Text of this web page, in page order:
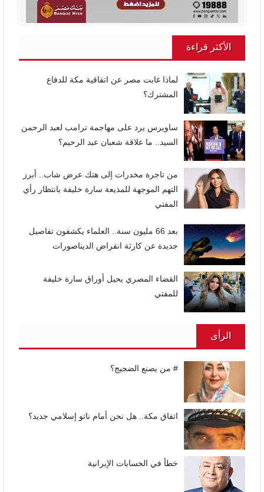
الأكثر قراءة
لماذا غابت مصر عن اتفاقية مكة للدفاع
المشترك؟
ساويرس يرد على مهاجمة ترامب لعبد الرحمن
السيد.. ما علاقة شعبان عبد الرحيم؟
من تاجرة مخدرات إلى هتك عرض شاب.. أبرز
التهم الموجهة للمذيعة سارة خليفة بانتظار رأي
المفتي
بعد 66 مليون سنة.. العلماء يكشفون تفاصيل
جديدة عن كارثة انقراض الديناصورات
القضاء المصري يحيل أوراق سارة خليفة
للمفتي
الرأى
# من يصنع الضجيج؟
اتفاق مكة.. هل نحن أمام ناتو إسلامي جديد؟
خطأ في الحسابات الإيرانية